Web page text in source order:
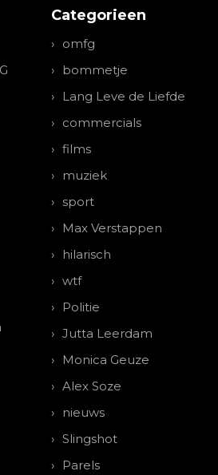
Categorieen
omfg
bommetje
Lang Leve de Liefde
commercials
films
muziek
sport
Max Verstappen
hilarisch
wtf
Politie
Jutta Leerdam
Monica Geuze
Alex Soze
nieuws
Slingshot
Parels